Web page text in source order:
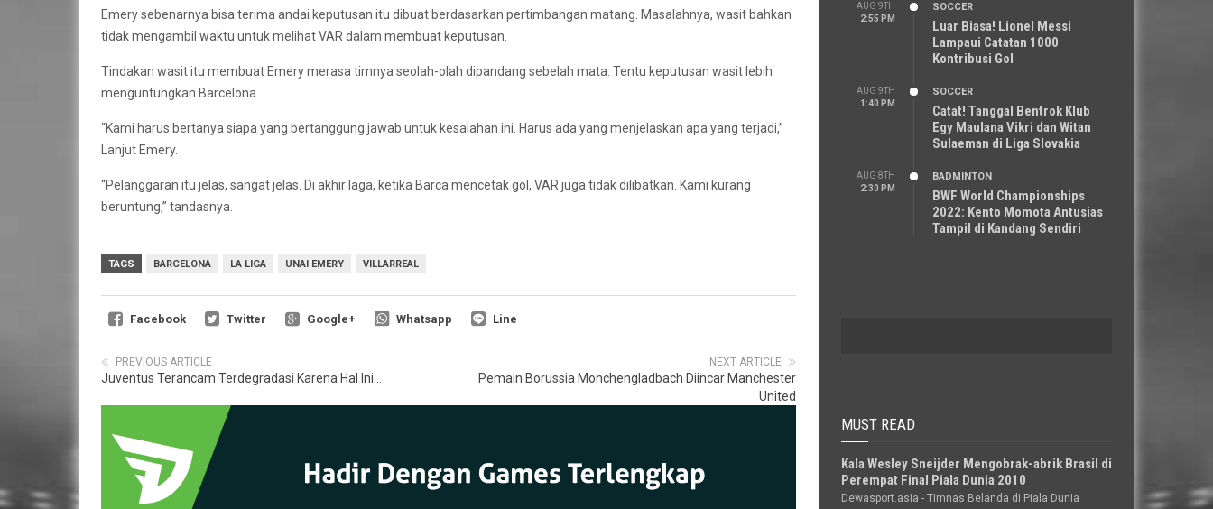
Emery sebenarnya bisa terima andai keputusan itu dibuat berdasarkan pertimbangan matang. Masalahnya, wasit bahkan
tidak mengambil waktu untuk melihat VAR dalam membuat keputusan.
Tindakan wasit itu membuat Emery merasa timnya seolah-olah dipandang sebelah mata. Tentu keputusan wasit lebih
menguntungkan Barcelona.
“Kami harus bertanya siapa yang bertanggung jawab untuk kesalahan ini. Harus ada yang menjelaskan apa yang terjadi,”
Lanjut Emery.
“Pelanggaran itu jelas, sangat jelas. Di akhir laga, ketika Barca mencetak gol, VAR juga tidak dilibatkan. Kami kurang
beruntung,” tandasnya.
TAGS BARCELONA LA LIGA UNAI EMERY VILLARREAL
Facebook Twitter Google+ Whatsapp Line
NEXT ARTICLE
Pemain Borussia Monchengladbach Diincar Manchester
United
PREVIOUS ARTICLE
Juventus Terancam Terdegradasi Karena Hal Ini...
AUG 9TH
2:55 PM
SOCCER
Luar Biasa! Lionel Messi
Lampaui Catatan 1000
Kontribusi Gol
AUG 9TH
1:40 PM
SOCCER
Catat! Tanggal Bentrok Klub
Egy Maulana Vikri dan Witan
Sulaeman di Liga Slovakia
AUG 8TH
2:30 PM
BADMINTON
BWF World Championships
2022: Kento Momota Antusias
Tampil di Kandang Sendiri
MUST READ
Kala Wesley Sneijder Mengobrak-abrik Brasil di
Perempat Final Piala Dunia 2010
Dewasport.asia - Timnas Belanda di Piala Dunia